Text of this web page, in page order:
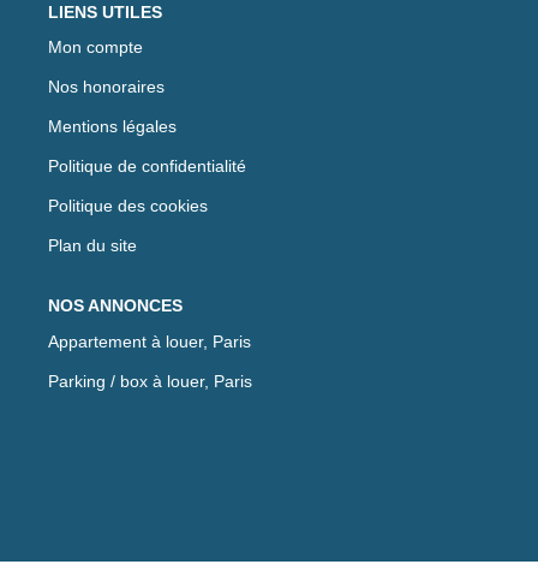
LIENS UTILES
Mon compte
Nos honoraires
Mentions légales
Politique de confidentialité
Politique des cookies
Plan du site
NOS ANNONCES
Appartement à louer, Paris
Parking / box à louer, Paris